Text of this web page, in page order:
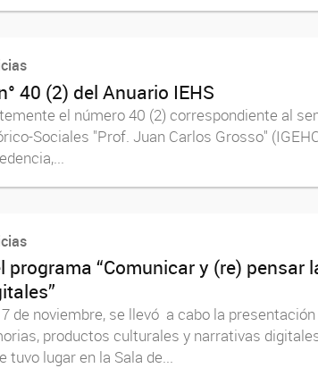
40 (2) del Anuario IEHS
el número 40 (2) correspondiente al
Sociales "Prof. Juan Carlos Grosso"
programa “Comunicar y (re)
de noviembre, se llevó a cabo la
productos culturales y narrativas
tuvo lugar en la Sala de...